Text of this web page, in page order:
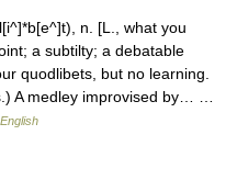
n. [L., what you
a subtilty; a debatable
quodlibets, but no learning.
A medley improvised by… …